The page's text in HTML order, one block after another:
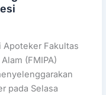
Apoteker Fakultas
(FMIPA)
pada Selasa